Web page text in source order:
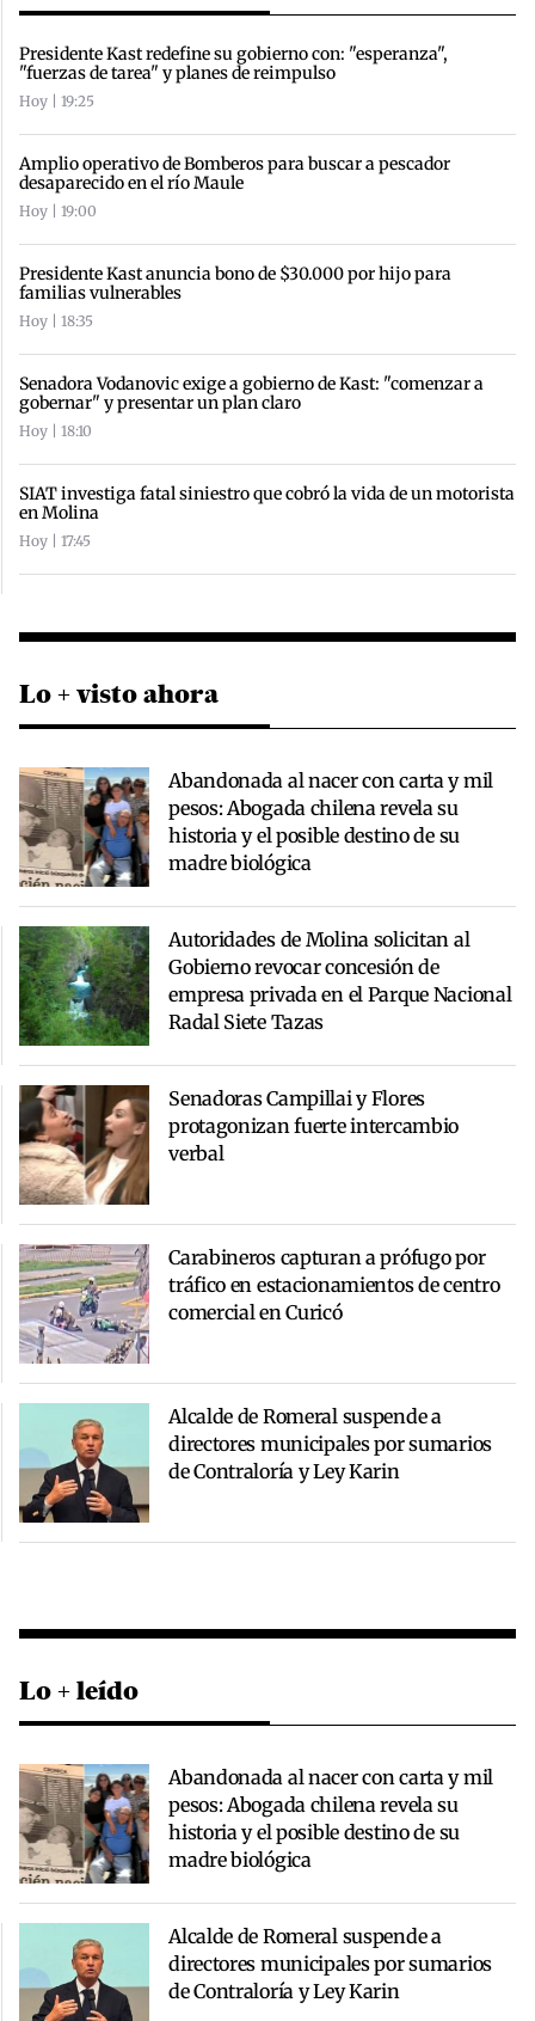
Presidente Kast redefine su gobierno con: "esperanza",
"fuerzas de tarea" y planes de reimpulso
Hoy | 19:25
Amplio operativo de Bomberos para buscar a pescador
desaparecido en el río Maule
Hoy | 19:00
Presidente Kast anuncia bono de $30.000 por hijo para
familias vulnerables
Hoy | 18:35
Senadora Vodanovic exige a gobierno de Kast: "comenzar a
gobernar" y presentar un plan claro
Hoy | 18:10
SIAT investiga fatal siniestro que cobró la vida de un motorista
en Molina
Hoy | 17:45
Lo + visto ahora
Abandonada al nacer con carta y mil
pesos: Abogada chilena revela su
historia y el posible destino de su
madre biológica
Autoridades de Molina solicitan al
Gobierno revocar concesión de
empresa privada en el Parque Nacional
Radal Siete Tazas
Senadoras Campillai y Flores
protagonizan fuerte intercambio
verbal
Carabineros capturan a prófugo por
tráfico en estacionamientos de centro
comercial en Curicó
Alcalde de Romeral suspende a
directores municipales por sumarios
de Contraloría y Ley Karin
Lo + leído
Abandonada al nacer con carta y mil
pesos: Abogada chilena revela su
historia y el posible destino de su
madre biológica
Alcalde de Romeral suspende a
directores municipales por sumarios
de Contraloría y Ley Karin